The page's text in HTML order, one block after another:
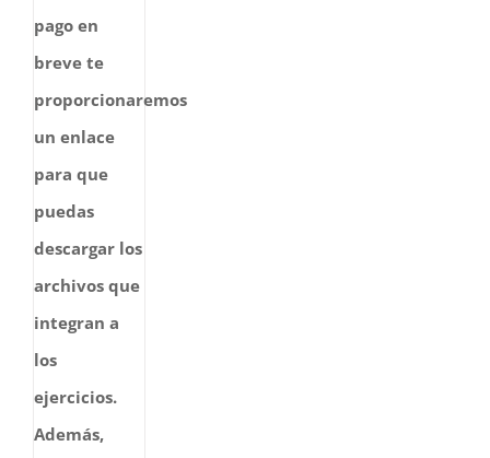
pago en
breve te
proporcionaremos
un enlace
para que
puedas
descargar los
archivos que
integran a
los
ejercicios.
Además,